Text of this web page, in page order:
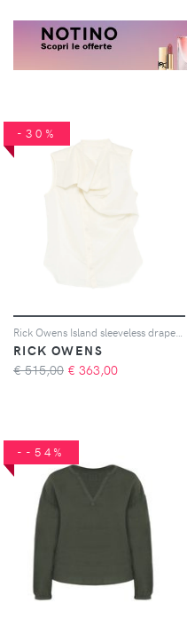
-30%
RICK OWENS
€ 515,00 € 363,00
--54%